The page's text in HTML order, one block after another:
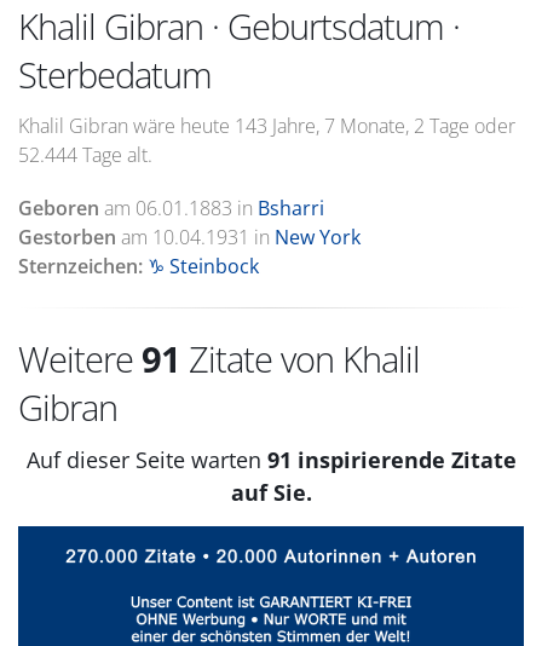
Khalil Gibran · Geburtsdatum ·
Sterbedatum
Khalil Gibran wäre heute 143 Jahre, 7 Monate, 2 Tage oder
52.444 Tage alt.
Geboren am 06.01.1883 in Bsharri
Gestorben am 10.04.1931 in New York
Sternzeichen: ♑ Steinbock
Weitere 91 Zitate von Khalil
Gibran
Auf dieser Seite warten 91 inspirierende Zitate
auf Sie.